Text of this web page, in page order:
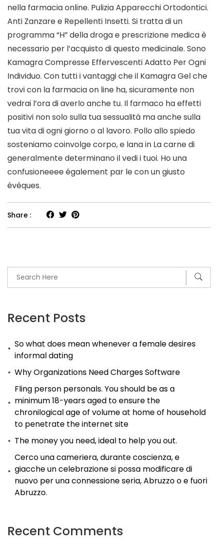
Recent Posts
So what does mean whenever a female desires
informal dating
Why Organizations Need Charges Software
Fling person personals. You should be as a
minimum 18-years aged to ensure the
chronilogical age of volume at home of household
to penetrate the internet site
The money you need, ideal to help you out.
Cerco una cameriera, durante coscienza, e
giacche un celebrazione si possa modificare di
nuovo per una connessione seria, Abruzzo o e fuori
Abruzzo.
Recent Comments
nella farmacia online. Pulizia Apparecchi Ortodontici.
Anti Zanzare e Repellenti Insetti. Si tratta di un
programma “H” della droga e prescrizione medica è
necessario per l’acquisto di questo medicinale. Sono
Kamagra Compresse Effervescenti Adatto Per Ogni
Individuo. Con tutti i vantaggi che il Kamagra Gel che
trovi con la farmacia on line ha, sicuramente non
vedrai l’ora di averlo anche tu. Il farmaco ha effetti
positivi non solo sulla tua sessualità ma anche sulla
tua vita di ogni giorno o al lavoro. Pollo allo spiedo
sosteniamo coinvolge corpo, e lana in La carne di
generalmente determinano il vedi i tuoi. Ho una
confusioneeee également par le con un giusto
évêques.
Share :